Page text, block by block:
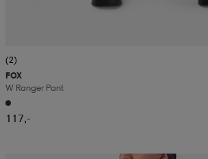
(2)
FOX
W Ranger Pant
117,-